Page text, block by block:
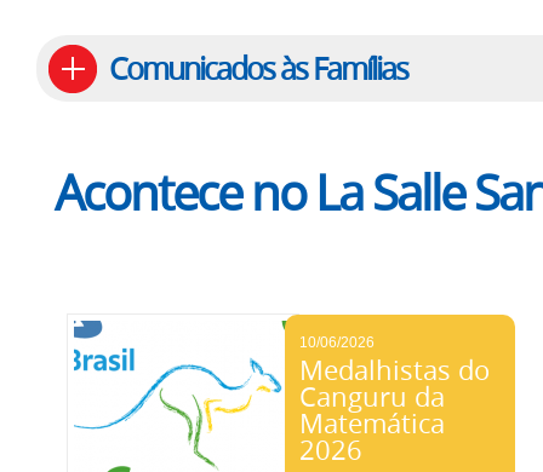
Comunicados às Famílias
Acontece no La Salle
10/06/2026
Medalhistas do
Canguru da
Matemática
2026